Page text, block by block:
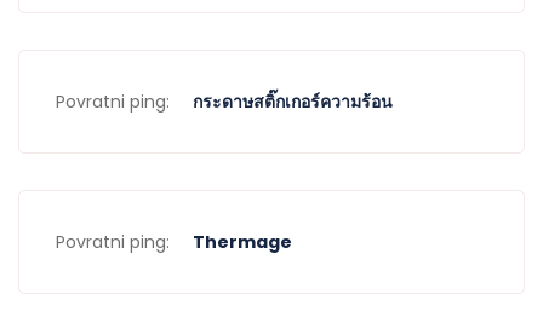
Povratni ping: กระดาษสติ๊กเกอร์ความร้อน
Povratni ping: Thermage